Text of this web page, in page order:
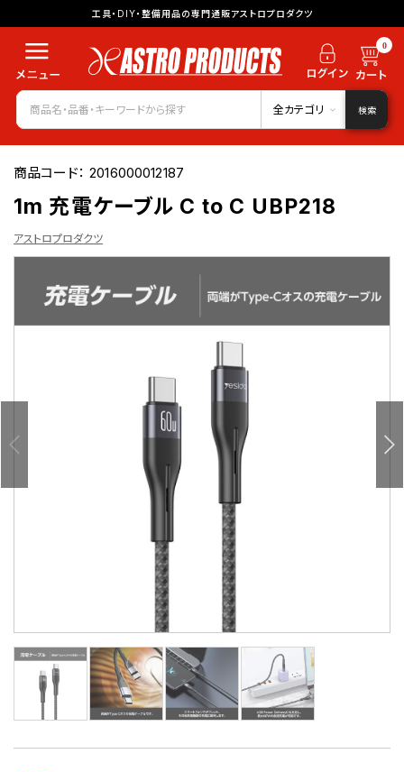
工具・DIY・整備用品の専門通販アストロプロダクツ
0
全カテゴリ 検索
商品コード：2016000012187
1m 充電ケーブル C to C UBP218
アストロプロダクツ